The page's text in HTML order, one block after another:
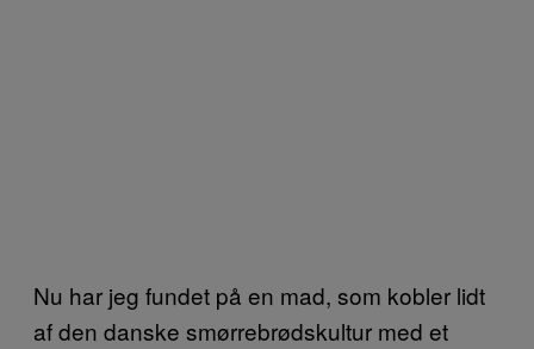
Nu har jeg fundet på en mad, som kobler lidt
af den danske smørrebrødskultur med et